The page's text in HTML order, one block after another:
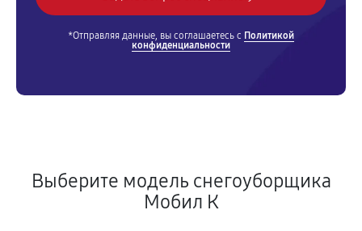
*Отправляя данные, вы соглашаетесь с Политикой
конфиденциальности
Выберите модель снегоуборщика
Мобил К